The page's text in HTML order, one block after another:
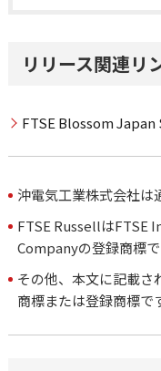
リリース関連リ
FTSE Blossom
沖電気工業株式会社は
FTSE Russellは
Companyの登録商標で
その他、本文に記載さ
商標または登録商標で